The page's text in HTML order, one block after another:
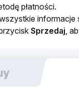
płatności.
informacje
Sprzedaj ,